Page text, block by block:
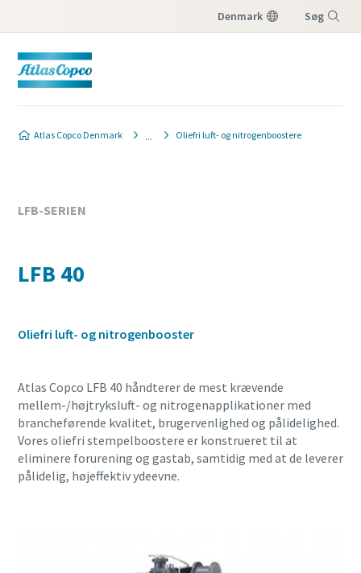
Denmark Søg
Atlas Copco Denmark Oliefri luft- og nitrogenboostere
LFB-SERIEN
LFB 40
Oliefri luft- og nitrogenbooster
Atlas Copco LFB 40 håndterer de mest krævende
mellem-/højtryksluft- og nitrogenapplikationer med
brancheførende kvalitet, brugervenlighed og pålidelighed.
Vores oliefri stempelboostere er konstrueret til at
eliminere forurening og gastab, samtidig med at de leverer
pålidelig, højeffektiv ydeevne.